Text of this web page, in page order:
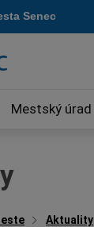
Senec
Mestský úrad
Aktuality